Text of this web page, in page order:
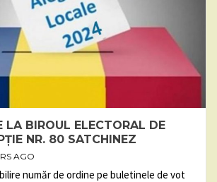
LA BIROUL ELECTORAL DE
NR. 80 SATCHINEZ
AGO
număr de ordine pe buletinele de vot